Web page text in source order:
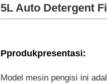
5L Auto Detergent
Pprodukpresentasi:
Model mesin pengisi ini